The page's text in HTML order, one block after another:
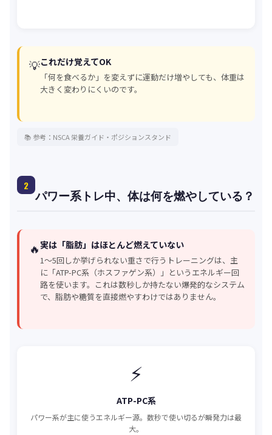
💡これだけ覚えてOK
「何を食べるか」を変えずに運動だけ増やしても、体重は
大きく変わりにくいのです。
📚 参考：NSCA 栄養ガイド・ポジションスタンド
2
パワー系トレ中、体は何を燃やしている？
🔥実は「脂肪」はほとんど燃えていない
1〜5回しか挙げられない重さで行うトレーニングは、主
に「ATP-PC系（ホスファゲン系）」というエネルギー回
路を使います。これは数秒しか持たない爆発的なシステム
で、脂肪や糖質を直接燃やすわけではありません。
⚡
ATP-PC系
パワー系が主に使うエネルギー源。数秒で使い切るが瞬発力は最
大。